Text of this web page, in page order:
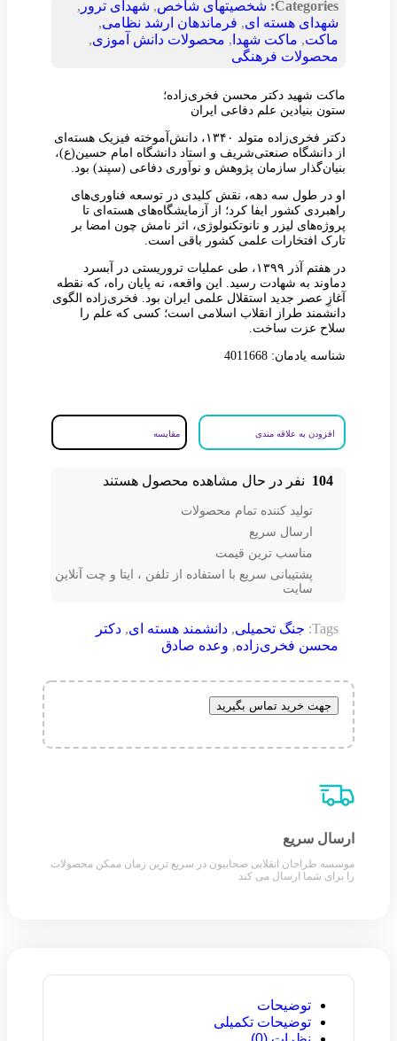
Categories: شخصیتهای شاخص, شهدای ترور ,
شهدای هسته ای, فرماندهان ارشد نظامی,
ماکت, ماکت شهدا , محصولات دانش آموزی,
محصولات فرهنگی
ماکت شهید دکتر محسن فخری‌زاده؛
ستون بنیادین علم دفاعی ایران
دکتر فخری‌زاده متولد ۱۳۴۰، دانش‌آموخته فیزیک هسته‌ای
از دانشگاه صنعتی‌شریف و استاد دانشگاه امام حسین(ع)،
بنیان‌گذار سازمان پژوهش و نوآوری دفاعی (سپند) بود.
او در طول سه دهه، نقش کلیدی در توسعه فناوری‌های
راهبردی کشور ایفا کرد؛ از آزمایشگاه‌های هسته‌ای تا
پروژه‌های لیزر و نانوتکنولوژی، اثر نامش چون امضا بر
تارک افتخارات علمی کشور باقی است.
در هفتم آذر ۱۳۹۹، طی عملیات تروریستی در آبسرد
دماوند به شهادت رسید. این واقعه، نه پایان راه، که نقطه
آغازِ عصر جدید استقلال علمی ایران بود. فخری‌زاده الگوی
دانشمند طراز انقلاب اسلامی است؛ کسی که علم را
سلاح عزت ساخت.
شناسه یادمان: 4011668
افزودن به علاقه مندی مقایسه
104 نفر در حال مشاهده محصول هستند
تولید کننده تمام محصولات
ارسال سریع
مناسب ترین قیمت
پشتیبانی سریع با استفاده از تلفن ، ایتا و چت آنلاین
سایت
Tags: جنگ تحمیلی, دانشمند هسته ای, دکتر
محسن فخری‌زاده, وعده صادق
جهت خرید تماس بگیرید
ارسال سریع
موسسه طراحان انقلابی صحابیون در سریع ترین زمان ممکن محصولات
را برای شما ارسال می کند
توضیحات
توضیحات تکمیلی